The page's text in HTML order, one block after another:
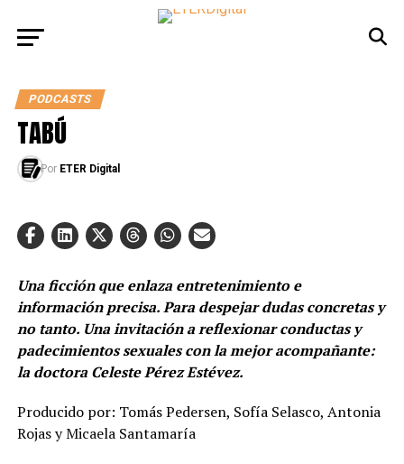
PODCASTS
TABÚ
Por ETER Digital
Una ficción que enlaza entretenimiento e
información precisa. Para despejar dudas concretas y
no tanto. Una invitación a reflexionar conductas y
padecimientos sexuales con la mejor acompañante:
la doctora Celeste Pérez Estévez.
Producido por: Tomás Pedersen, Sofía Selasco, Antonia
Rojas y Micaela Santamaría